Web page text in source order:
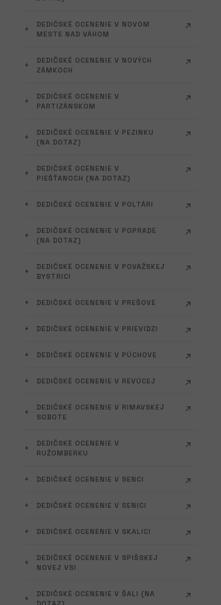
DEDIČSKÉ OCENENIE V NOVOM
MESTE NAD VÁHOM
DEDIČSKÉ OCENENIE V NOVÝCH
ZÁMKOCH
DEDIČSKÉ OCENENIE V
PARTIZÁNSKOM
DEDIČSKÉ OCENENIE V PEZINKU
(NA DOTAZ)
DEDIČSKÉ OCENENIE V
PIEŠŤANOCH (NA DOTAZ)
DEDIČSKÉ OCENENIE V POLTÁRI
DEDIČSKÉ OCENENIE V POPRADE
(NA DOTAZ)
DEDIČSKÉ OCENENIE V POVAŽSKEJ
BYSTRICI
DEDIČSKÉ OCENENIE V PREŠOVE
DEDIČSKÉ OCENENIE V PRIEVIDZI
DEDIČSKÉ OCENENIE V PÚCHOVE
DEDIČSKÉ OCENENIE V REVÚCEJ
DEDIČSKÉ OCENENIE V RIMAVSKEJ
SOBOTE
DEDIČSKÉ OCENENIE V
RUŽOMBERKU
DEDIČSKÉ OCENENIE V SENCI
DEDIČSKÉ OCENENIE V SENICI
DEDIČSKÉ OCENENIE V SKALICI
DEDIČSKÉ OCENENIE V SPIŠSKEJ
NOVEJ VSI
DEDIČSKÉ OCENENIE V ŠALI (NA